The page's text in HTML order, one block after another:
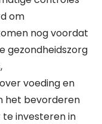
om
nog voordat
gezondheidszorg
voeding en
het bevorderen
te investeren in